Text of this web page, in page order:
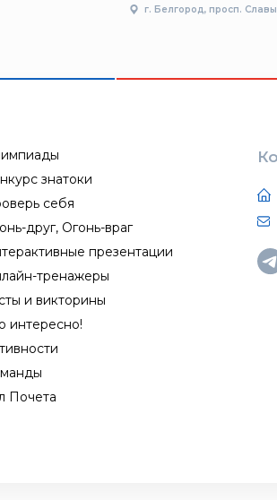
г. Белгород, просп.
знатоки
себя
друг, Огонь-враг
презентации
тренажеры
и викторины
интересно!
Почета